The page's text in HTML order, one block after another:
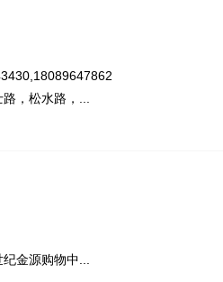
，松水路，...
金源购物中...